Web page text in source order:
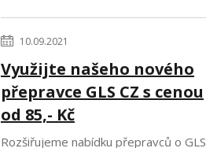
10.09.2021
Využijte našeho nového
přepravce GLS CZ s cenou
od 85,- Kč
Rozšiřujeme nabídku přepravců o GLS